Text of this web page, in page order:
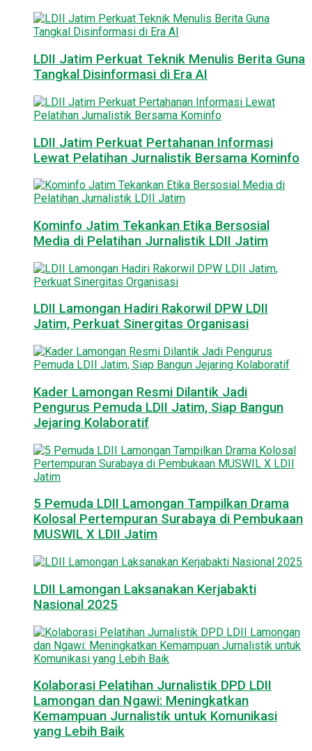
LDII Jatim Perkuat Teknik Menulis Berita Guna
Tangkal Disinformasi di Era AI
LDII Jatim Perkuat Pertahanan Informasi
Lewat Pelatihan Jurnalistik Bersama Kominfo
Kominfo Jatim Tekankan Etika Bersosial
Media di Pelatihan Jurnalistik LDII Jatim
LDII Lamongan Hadiri Rakorwil DPW LDII
Jatim, Perkuat Sinergitas Organisasi
Kader Lamongan Resmi Dilantik Jadi
Pengurus Pemuda LDII Jatim, Siap Bangun
Jejaring Kolaboratif
5 Pemuda LDII Lamongan Tampilkan Drama
Kolosal Pertempuran Surabaya di Pembukaan
MUSWIL X LDII Jatim
LDII Lamongan Laksanakan Kerjabakti
Nasional 2025
Kolaborasi Pelatihan Jurnalistik DPD LDII
Lamongan dan Ngawi: Meningkatkan
Kemampuan Jurnalistik untuk Komunikasi
yang Lebih Baik